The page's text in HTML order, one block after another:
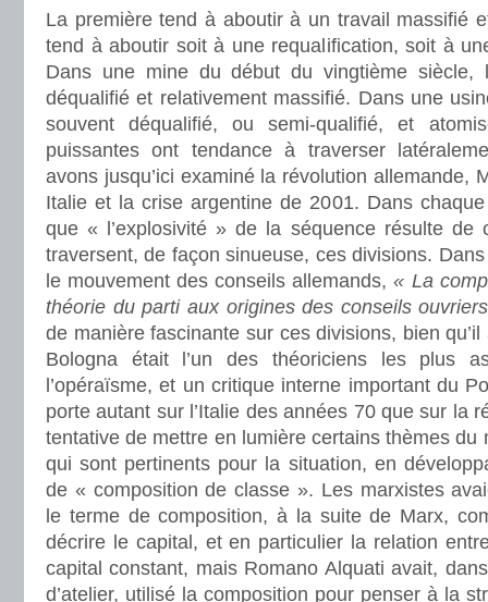
La première tend à aboutir à un travail massifié
tend à aboutir soit à une requalification, soit à
Dans une mine du début du vingtième
déqualifié et relativement massifié. Dans une
souvent déqualifié, ou semi-qualifié, et
puissantes ont tendance à traverser
avons jusqu’ici examiné la révolution allemande,
Italie et la crise argentine de 2001. Dans
que « l’explosivité » de la séquence résulte de
traversent, de façon sinueuse, ces divisions.
le mouvement des conseils allemands,« La
théorie du parti aux origines des conseils
de manière fascinante sur ces divisions, bien
Bologna était l’un des théoriciens les plus
l’opéraïsme, et un critique interne important du
porte autant sur l’Italie des années 70 que sur la
tentative de mettre en lumière certains thèmes du
qui sont pertinents pour la situation, en
de « composition de classe ». Les marxistes
le terme de composition, à la suite de Marx,
décrire le capital, et en particulier la relation
capital constant, mais Romano Alquati avait,
d’atelier, utilisé la composition pour penser à la